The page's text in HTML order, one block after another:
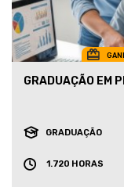
GRADUAÇÃO EM
GRADUAÇÃO
1.720 HORAS